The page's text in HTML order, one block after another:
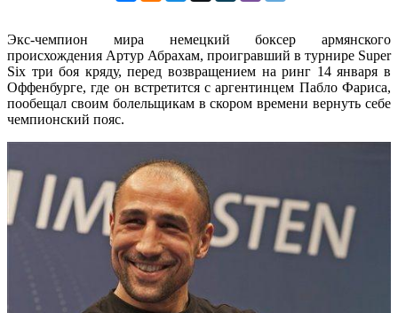
Экс-чемпион мира немецкий боксер армянского
происхождения Артур Абрахам, проигравший в турнире Super
Six три боя кряду, перед возвращением на ринг 14 января в
Оффенбурге, где он встретится с аргентинцем Пабло Фариса,
пообещал своим болельщикам в скором времени вернуть себе
чемпионский пояс.